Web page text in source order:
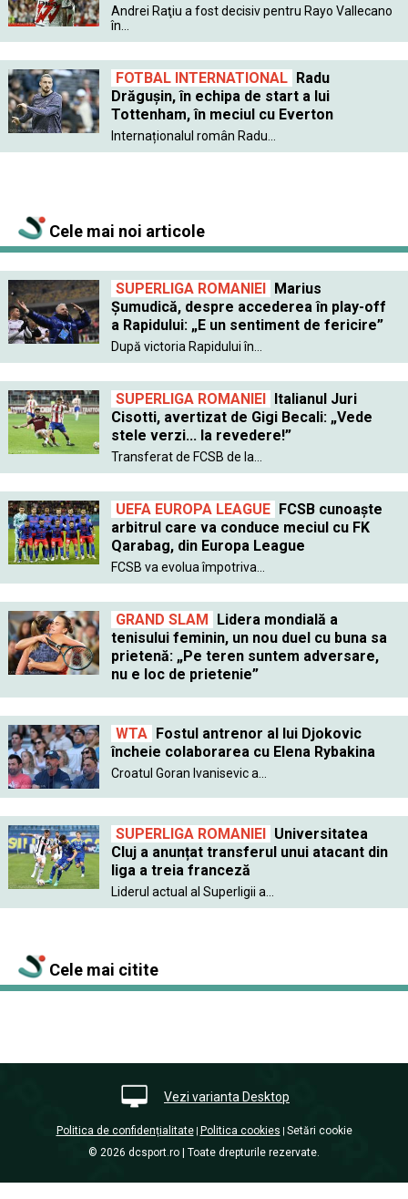
Andrei Raţiu a fost decisiv pentru Rayo Vallecano
în...
FOTBAL INTERNATIONAL
Radu
Drăgușin, în echipa de start a lui
Tottenham, în meciul cu Everton
Internaționalul român Radu...
Cele mai noi articole
SUPERLIGA ROMANIEI
Marius
Șumudică, despre accederea în play-off
a Rapidului: „E un sentiment de fericire”
După victoria Rapidului în...
SUPERLIGA ROMANIEI
Italianul Juri
Cisotti, avertizat de Gigi Becali: „Vede
stele verzi... la revedere!”
Transferat de FCSB de la...
UEFA EUROPA LEAGUE
FCSB cunoaște
arbitrul care va conduce meciul cu FK
Qarabag, din Europa League
FCSB va evolua împotriva...
GRAND SLAM
Lidera mondială a
tenisului feminin, un nou duel cu buna sa
prietenă: „Pe teren suntem adversare,
nu e loc de prietenie”
WTA
Fostul antrenor al lui Djokovic
încheie colaborarea cu Elena Rybakina
Croatul Goran Ivanisevic a...
SUPERLIGA ROMANIEI
Universitatea
Cluj a anunțat transferul unui atacant din
liga a treia franceză
Liderul actual al Superligii a...
Cele mai citite
Vezi varianta Desktop
Politica de confidențialitate| Politica cookies Setări cookie
© 2026 dcsport.ro | Toate drepturile rezervate.